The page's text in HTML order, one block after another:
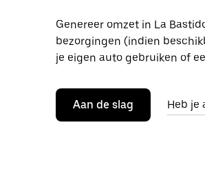
Genereer omzet in La
bezorgingen (indien
je eigen auto gebruiken of
Aan de slag Heb je